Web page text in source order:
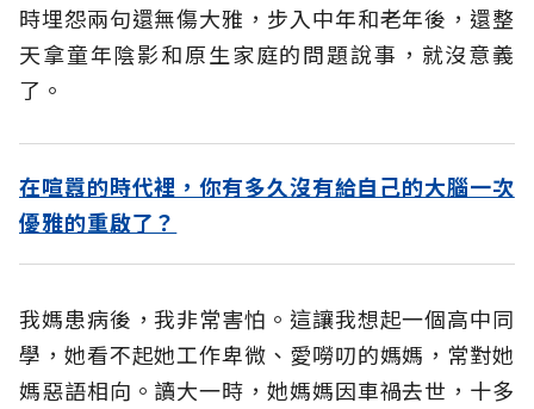
時埋怨兩句還無傷大雅，步入中年和老年後，還整
天拿童年陰影和原生家庭的問題說事，就沒意義
了。
在喧囂的時代裡，你有多久沒有給自己的大腦一次
優雅的重啟了？
我媽患病後，我非常害怕。這讓我想起一個高中同
學，她看不起她工作卑微、愛嘮叨的媽媽，常對她
媽惡語相向。讀大一時，她媽媽因車禍去世，十多